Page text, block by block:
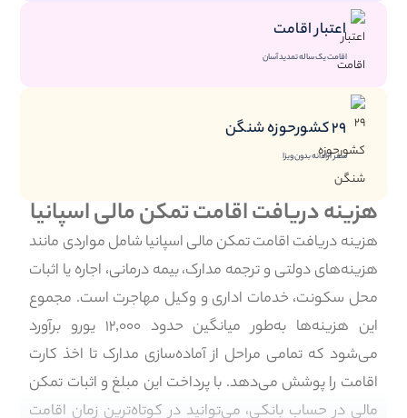
اعتبار اقامت
اقامت یک ساله تمدید آسان
۲۹ کشورحوزه شنگن
سفر آزادانه بدون ویزا
هزینه دریافت اقامت تمکن مالی اسپانیا
هزینه دریافت اقامت تمکن مالی اسپانیا شامل مواردی مانند
هزینه‌های دولتی و ترجمه مدارک، بیمه درمانی، اجاره یا اثبات
محل سکونت، خدمات اداری و وکیل مهاجرت است. مجموع
این هزینه‌ها به‌طور میانگین حدود ۱۲٬۰۰۰ یورو برآورد
می‌شود که تمامی مراحل از آماده‌سازی مدارک تا اخذ کارت
اقامت را پوشش می‌دهد. با پرداخت این مبلغ و اثبات تمکن
مالی در حساب بانکی، می‌توانید در کوتاه‌ترین زمان اقامت